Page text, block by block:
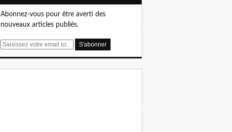
Abonnez-vous pour être averti des
nouveaux articles publiés.
E